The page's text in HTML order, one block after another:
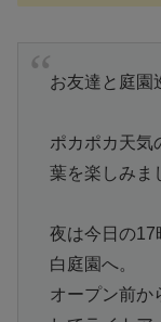
お友達と庭園
ポカポカ天気
葉を楽しみ
夜は今日の17
白庭園へ。
オープン前か